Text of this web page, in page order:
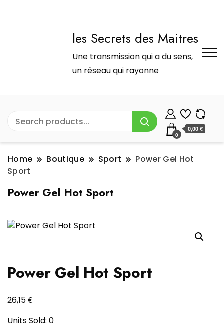
les Secrets des Maitres
Une transmission qui a du sens,
un réseau qui rayonne
0
0,00 €
Home Boutique Sport
Power Gel Hot
Sport
Power Gel Hot Sport
Power Gel Hot Sport
26,15€
Units Sold: 0